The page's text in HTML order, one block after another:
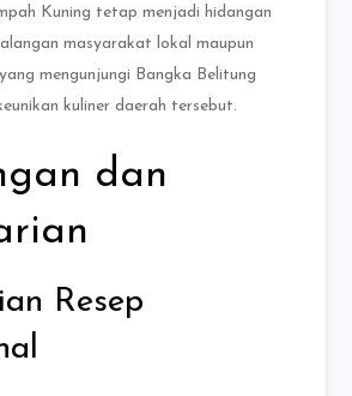
Kuning tetap menjadi hidangan
masyarakat lokal maupun
mengunjungi Bangka Belitung
kuliner daerah tersebut.
dan
Resep